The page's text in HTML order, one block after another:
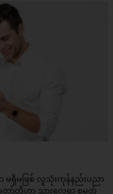
မရှိမဖြစ် လူသုံးကုန်နည်းပညာ
န်တော်တို့ဟာ သွားလေရာ စမတ်